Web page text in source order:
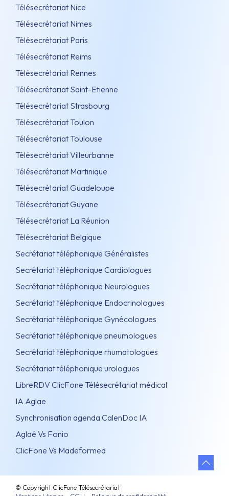
Télésecrétariat Nice
Télésecrétariat Nimes
Télésecrétariat Paris
Télésecrétariat Reims
Télésecrétariat Rennes
Télésecrétariat Saint-Etienne
Télésecrétariat Strasbourg
Télésecrétariat Toulon
Télésecrétariat Toulouse
Télésecrétariat Villeurbanne
Télésecrétariat Martinique
Télésecrétariat Guadeloupe
Télésecrétariat Guyane
Télésecrétariat La Réunion
Télésecrétariat Belgique
Secrétariat téléphonique Généralistes
Secrétariat téléphonique Cardiologues
Secrétariat téléphonique Neurologues
Secrétariat téléphonique Endocrinologues
Secrétariat téléphonique Gynécologues
Secrétariat téléphonique pneumologues
Secrétariat téléphonique rhumatologues
Secrétariat téléphonique urologues
LibreRDV ClicFone Télésecrétariat médical
IA Aglae
Synchronisation agenda CalenDoc IA
Aglaé Vs Fonio
ClicFone Vs Madeformed
© Copyright ClicFone Télésecrétariat